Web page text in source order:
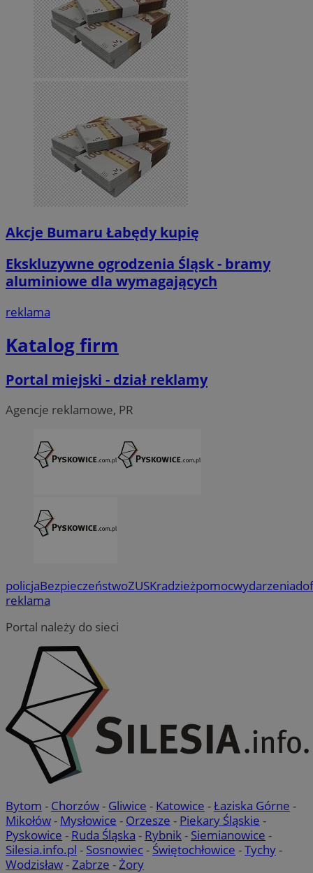
Akcje Bumaru Łabędy kupię
Ekskluzywne ogrodzenia Śląsk - bramy
aluminiowe dla wymagających
reklama
Katalog firm
Portal miejski - dział reklamy
Agencje reklamowe, PR
policjaBezpieczeństwoZUSKradzieżpomocwydarzenia
reklama
Portal należy do sieci
Bytom - Chorzów- Gliwice - Katowice -Łaziska Górne -
Mikołów- Mysłowice - Orzesze - Piekary Śląskie -
Pyskowice - Ruda Śląska - Rybnik- Siemianowice -
Silesia.info.pl - Sosnowiec- Świętochłowice -Tychy-
Wodzisław-Zabrze -Żory